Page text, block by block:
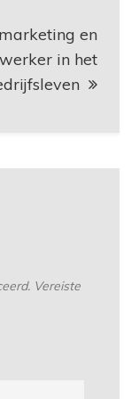
en
in het
Vereiste